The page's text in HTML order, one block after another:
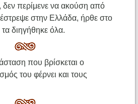
δεν περίμενε να ακούση από
στην Ελλάδα, ήρθε στο
διηγήθηκε όλα.
που βρίσκεται ο
του φέρνει και τους